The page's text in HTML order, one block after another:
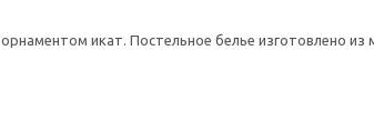
икат. Постельное белье изготовлено из